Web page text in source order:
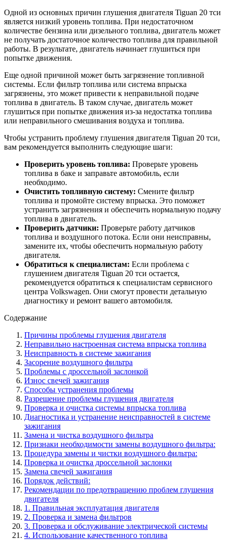
Одной из основных причин глушения двигателя Tiguan 20 тси
является низкий уровень топлива. При недостаточном
количестве бензина или дизельного топлива, двигатель может
не получать достаточное количество топлива для правильной
работы. В результате, двигатель начинает глушиться при
попытке движения.
Еще одной причиной может быть загрязнение топливной
системы. Если фильтр топлива или система впрыска
загрязнены, это может привести к неправильной подаче
топлива в двигатель. В таком случае, двигатель может
глушиться при попытке движения из-за недостатка топлива
или неправильного смешивания воздуха и топлива.
Чтобы устранить проблему глушения двигателя Tiguan 20 тси,
вам рекомендуется выполнить следующие шаги:
Проверить уровень топлива: Проверьте уровень
топлива в баке и заправьте автомобиль, если
необходимо.
Очистить топливную систему: Смените фильтр
топлива и промойте систему впрыска. Это поможет
устранить загрязнения и обеспечить нормальную подачу
топлива в двигатель.
Проверить датчики: Проверьте работу датчиков
топлива и воздушного потока. Если они неисправны,
замените их, чтобы обеспечить нормальную работу
двигателя.
Обратиться к специалистам: Если проблема с
глушением двигателя Tiguan 20 тси остается,
рекомендуется обратиться к специалистам сервисного
центра Volkswagen. Они смогут провести детальную
диагностику и ремонт вашего автомобиля.
Содержание
Причины проблемы глушения двигателя
Неправильно настроенная система впрыска топлива
Неисправность в системе зажигания
Засорение воздушного фильтра
Проблемы с дроссельной заслонкой
Износ свечей зажигания
Способы устранения проблемы
Разрешение проблемы глушения двигателя
Проверка и очистка системы впрыска топлива
Диагностика и устранение неисправностей в системе
зажигания
Замена и чистка воздушного фильтра
Признаки необходимости замены воздушного фильтра:
Процедура замены и чистки воздушного фильтра:
Проверка и очистка дроссельной заслонки
Замена свечей зажигания
Порядок действий:
Рекомендации по предотвращению проблем глушения
двигателя
1. Правильная эксплуатация двигателя
2. Проверка и замена фильтров
3. Проверка и обслуживание электрической системы
4. Использование качественного топлива